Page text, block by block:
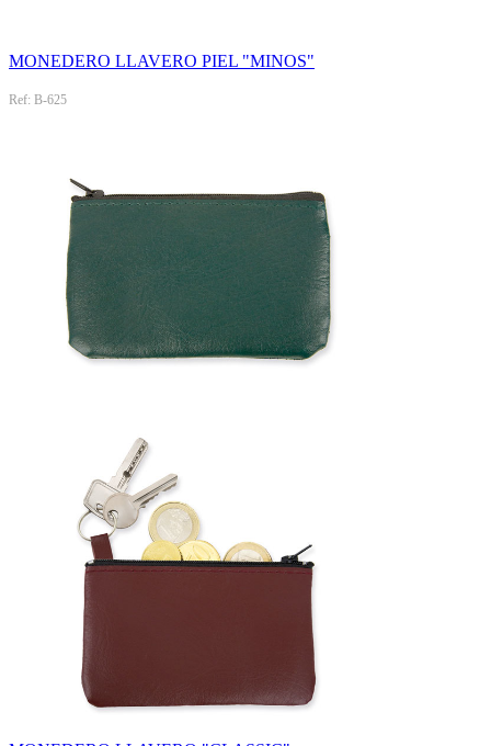
MONEDERO LLAVERO PIEL "MINOS"
Ref: B-625